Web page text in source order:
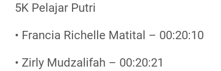
5K Pelajar Putri
• Francia Richelle Matital – 00:20:10
• Zirly Mudzalifah – 00:20:21